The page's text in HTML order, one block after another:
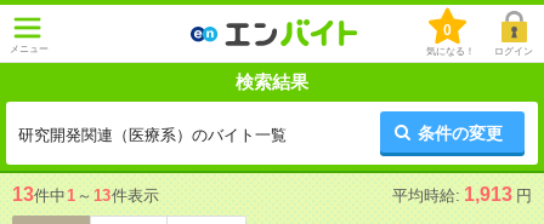
メニュー
0
気になる！ ログイン
検索結果
研究開発関連（医療系）のバイト一覧 条件の変更
13件中1 ～ 13件表示 平均時給: 1,913 円